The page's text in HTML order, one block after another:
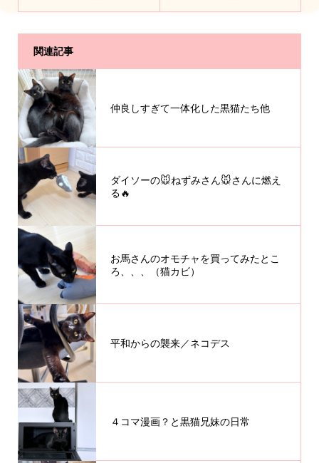
関連記事
仲良しすぎて一体化した黒猫たち他
ダイソーの🐭ねずみさん🐭さんに燃え
る🔥
お馬さんのオモチャを買ってみたとこ
ろ、、、（猫カビ）
平和からの襲来／ネコデス
４コマ漫画？と黒猫兄妹の日常